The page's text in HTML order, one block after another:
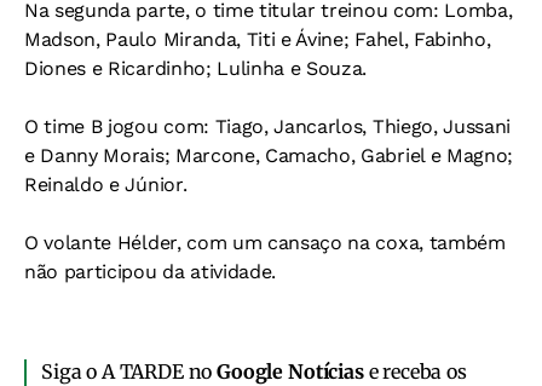
Na segunda parte, o time titular treinou com: Lomba,
Madson, Paulo Miranda, Titi e Ávine; Fahel, Fabinho,
Diones e Ricardinho; Lulinha e Souza.
O time B jogou com: Tiago, Jancarlos, Thiego, Jussani
e Danny Morais; Marcone, Camacho, Gabriel e Magno;
Reinaldo e Júnior.
O volante Hélder, com um cansaço na coxa, também
não participou da atividade.
Siga o A TARDE noGoogle Notíciase receba os